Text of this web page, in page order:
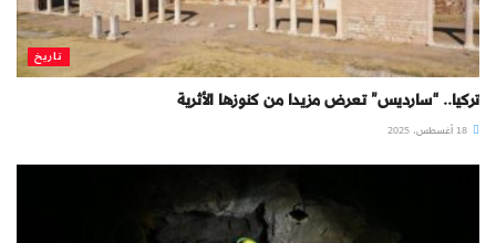
تاريخ
تركيا.. “سارديس” تعرض مزيدا من كنوزها الأثرية